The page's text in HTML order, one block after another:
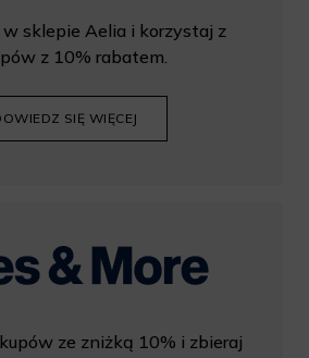
w sklepie Aelia i korzystaj z
z 10% rabatem.
SIĘ WIĘCEJ
ze zniżką 10% i zbieraj